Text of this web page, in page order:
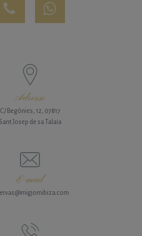
Adresse
C/ Begònies, 12, 07817
Sant Josep de sa Talaia
E-mail